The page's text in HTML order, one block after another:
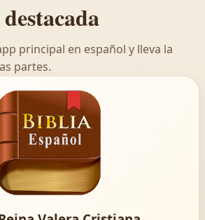
principal en español y lleva la
partes.